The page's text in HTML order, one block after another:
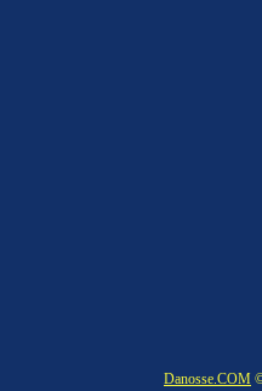
Danosse.COM